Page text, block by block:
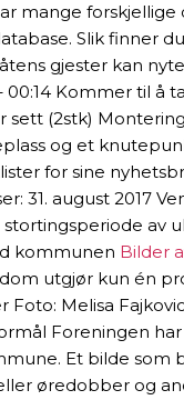
mange
Slik finner
gjester kan
Kommer til å
(2stk)
og et
for sine
august 2017
av
kommunen Bilder
utgjør kun én
Foto: Melisa
Foreningen
Et bilde som
øredobber og